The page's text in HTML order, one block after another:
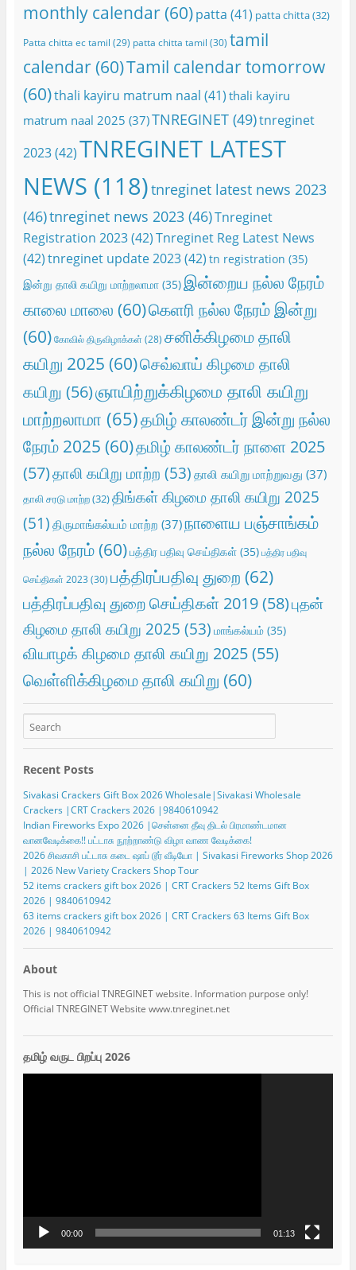
monthly calendar(60) patta (41) patta chitta(32)
Patta chitta ec tamil (29) patta chitta tamil (30) tamil
calendar(60)Tamil calendar tomorrow
(60)thali kayiru matrum naal (41) thali kayiru
matrum naal 2025 (37)TNREGINET(49)tnreginet
2023(42)TNREGINET LATEST
NEWS (118)tnreginet latest news 2023
(46)tnreginet news 2023(46)Tnreginet
Registration 2023(42)Tnreginet Reg Latest News
(42)tnreginet update 2023(42) tn registration (35)
இன்று தாலி கயிறு மாற்றலாமா(35) இன்றைய நல்ல நேரம்
காலை மாலை (60)கெளரி நல்ல நேரம் இன்று
(60) கோவில் திருவிழாக்கள் (28) சனிக்கிழமை தாலி
கயிறு 2025 (60)செவ்வாய் கிழமை தாலி
கயிறு (56)ஞாயிற்றுக்கிழமை தாலி கயிறு
மாற்றலாமா (65)தமிழ் காலண்டர் இன்று நல்ல
நேரம் 2025 (60)தமிழ் காலண்டர் நாளை 2025
(57)தாலி கயிறு மாற்ற (53) தாலி கயிறு மாற்றுவது (37)
தாலி சரடு மாற்ற(32)திங்கள் கிழமை தாலி கயிறு 2025
(51) திருமாங்கல்யம் மாற்ற (37)நாளைய பஞ்சாங்கம்
நல்ல நேரம்(60)பத்திர பதிவு செய்திகள்(35) பத்திர பதிவு
செய்திகள் 2023 (30) பத்திரப்பதிவு துறை (62)
பத்திரப்பதிவு துறை செய்திகள் 2019(58)புதன்
கிழமை தாலி கயிறு 2025 (53) மாங்கல்யம்(35)
வியாழக் கிழமை தாலி கயிறு 2025(55)
வெள்ளிக்கிழமை தாலி கயிறு (60)
Recent Posts
Sivakasi Crackers Gift Box 2026 Wholesale|Sivakasi Wholesale
Crackers |CRT Crackers 2026 |9840610942
Indian Fireworks Expo 2026 |சென்னை தீவு திடல் பிரமாண்டமான
வானவேடிக்கை!! பட்டாசு நூற்றாண்டு விழா வாண வேடிக்கை!
2026 சிவகாசி பட்டாசு கடை ஷாப் டூர் வீடியோ | Sivakasi Fireworks Shop 2026
| 2026 New Variety Crackers Shop Tour
52 items crackers gift box 2026 | CRT Crackers 52 Items Gift Box
2026 | 9840610942
63 items crackers gift box 2026 | CRT Crackers 63 Items Gift Box
2026 | 9840610942
About
This is not official TNREGINET website. Information purpose only!
Official TNREGINET Website www.tnreginet.net
தமிழ் வருட பிறப்பு 2026
00:00 01:13